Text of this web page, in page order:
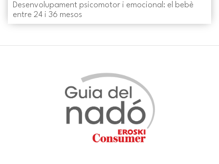
Desenvolupament psicomotor i emocional: el bebè
entre 24 i 36 mesos